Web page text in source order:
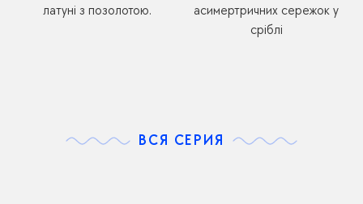
латуні з позолотою.
асимертричних сережок у
сріблі
ВСЯ СЕРИЯ